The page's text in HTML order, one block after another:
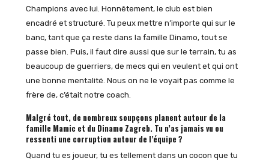
Champions avec lui. Honnêtement, le club est bien
encadré et structuré. Tu peux mettre n’importe qui sur le
banc, tant que ça reste dans la famille Dinamo, tout se
passe bien. Puis, il faut dire aussi que sur le terrain, tu as
beaucoup de guerriers, de mecs qui en veulent et qui ont
une bonne mentalité. Nous on ne le voyait pas comme le
frère de, c’était notre coach.
Malgré tout, de nombreux soupçons planent autour de la
famille Mamic et du Dinamo Zagreb. Tu n’as jamais vu ou
ressenti une corruption autour de l’équipe ?
Quand tu es joueur, tu es tellement dans un cocon que tu